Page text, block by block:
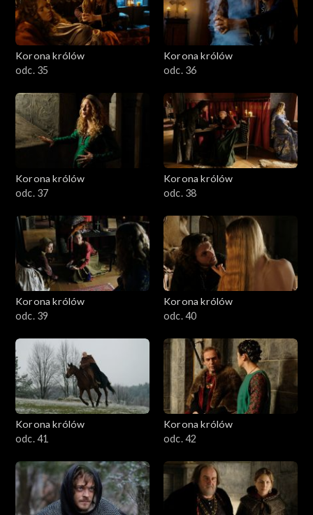
Korona królów
odc. 35
Korona królów
odc. 36
Korona królów
odc. 37
Korona królów
odc. 38
Korona królów
odc. 39
Korona królów
odc. 40
Korona królów
odc. 41
Korona królów
odc. 42